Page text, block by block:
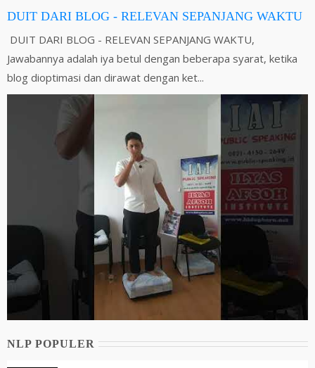
DUIT DARI BLOG - RELEVAN SEPANJANG WAKTU
DUIT DARI BLOG - RELEVAN SEPANJANG WAKTU,
Jawabannya adalah iya betul dengan beberapa syarat, ketika
blog dioptimasi dan dirawat dengan ket...
NLP POPULER